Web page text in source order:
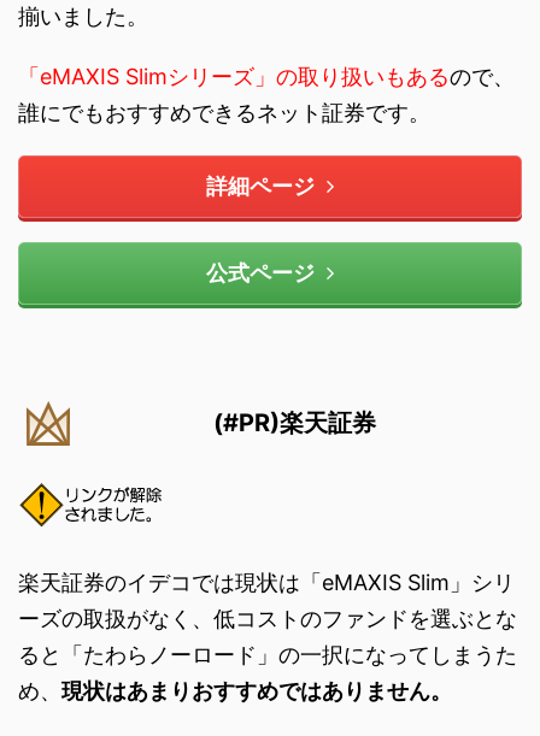
揃いました。
「eMAXIS Slimシリーズ」の取り扱いもあるので、
誰にでもおすすめできるネット証券です。
詳細ページ
公式ページ
(#PR)楽天証券
楽天証券のイデコでは現状は「eMAXIS Slim」シリ
ーズの取扱がなく、低コストのファンドを選ぶとな
ると「たわらノーロード」の一択になってしまうた
め、 現状はあまりおすすめではありません。